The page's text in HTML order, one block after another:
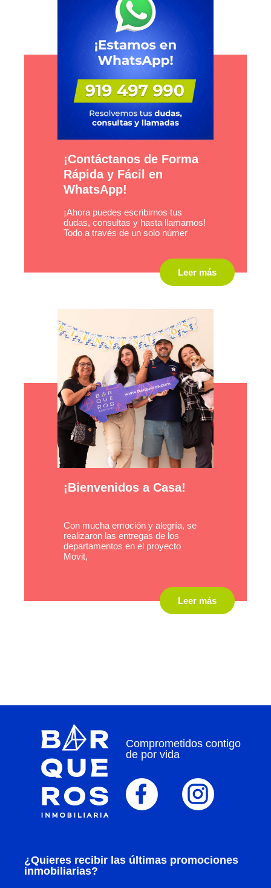
¡Contáctanos de Forma
Rápida y Fácil en
WhatsApp!
¡Ahora puedes escribirnos tus
dudas, consultas y hasta llamarnos!
Todo a través de un solo númer
Leer más
¡Bienvenidos a Casa!
Con mucha emoción y alegría, se
realizaron las entregas de los
departamentos en el proyecto
Movit,
Leer más
Comprometidos contigo
de por vida
¿Quieres recibir las últimas promociones
inmobiliarias?